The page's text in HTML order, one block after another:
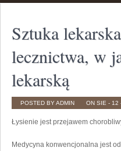
Sztuka
lecznictwa, w
lekarską
POSTED BY ADMIN ON SIE - 12
Łysienie jest przejawem
Medycyna konwencjonalna jest